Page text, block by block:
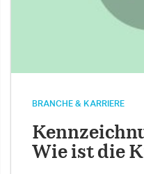
BRANCHE & KARRIERE
Wie ist die